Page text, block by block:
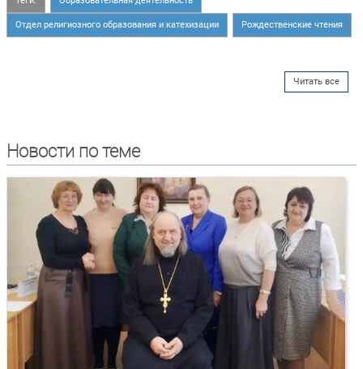
Отдел религиозного образования и катехизации Рождественские чтения
Читать все
Новости по теме